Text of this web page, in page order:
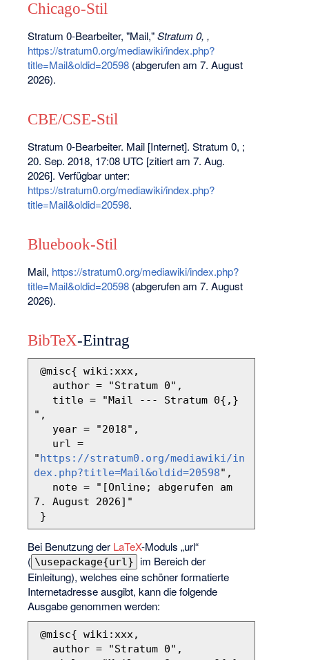
Chicago-Stil
Stratum 0-Bearbeiter, "Mail,"Stratum 0, ,
https://stratum0.org/mediawiki/index.php?
title=Mail&oldid=20598 (abgerufen am 7. August
2026).
CBE/CSE-Stil
Stratum 0-Bearbeiter. Mail [Internet]. Stratum 0, ;
20. Sep. 2018, 17:08 UTC [zitiert am 7. Aug.
2026]. Verfügbar unter:
https://stratum0.org/mediawiki/index.php?
title=Mail&oldid=20598.
Bluebook-Stil
Mail, https://stratum0.org/mediawiki/index.php?
title=Mail&oldid=20598 (abgerufen am 7. August
2026).
BibTeX-Eintrag
",
"https://stratum0.org/mediawiki/in
dex.php?title=Mail&oldid=20598",
7. August 2026]"
Bei Benutzung der LaTeX-Moduls „url“
( \usepackage{url}
im Bereich der
Einleitung), welches eine schöner formatierte
Internetadresse ausgibt, kann die folgende
Ausgabe genommen werden: